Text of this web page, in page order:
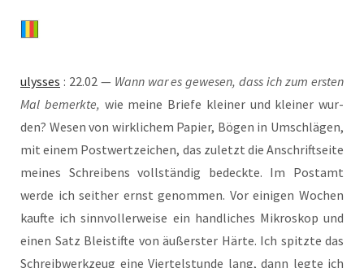
ulys­ses : 22.02 — Wann war es gewe­sen, dass ich zum ers­ten
Mal bemerk­te, wie mei­ne Brie­fe klei­ner und klei­ner wur­
den? Wesen von wirk­li­chem Papier, Bögen in Umschlä­gen,
mit einem Post­wert­zei­chen, das zuletzt die Anschrift­sei­te
mei­nes Schrei­bens voll­stän­dig bedeck­te. Im Post­amt
wer­de ich seit­her ernst genom­men. Vor eini­gen Wochen
kauf­te ich sinn­vol­ler­wei­se ein hand­li­ches Mikro­skop und
einen Satz Blei­stif­te von äußers­ter Här­te. Ich spitz­te das
Schreib­werk­zeug eine Vier­tel­stun­de lang, dann leg­te ich